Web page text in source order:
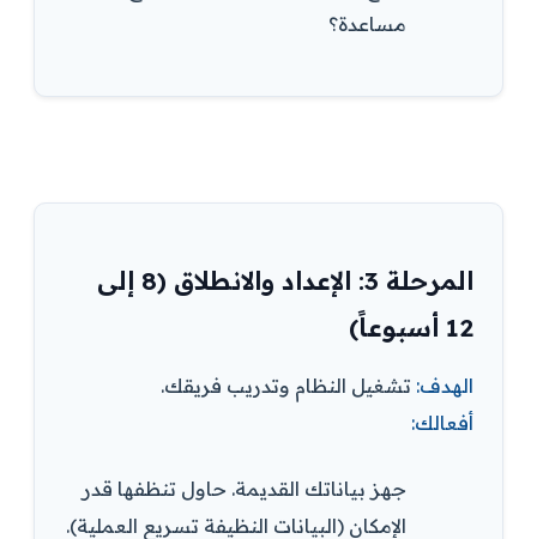
مساعدة؟
المرحلة 3: الإعداد والانطلاق (8 إلى
12 أسبوعاً)
الهدف: تشغيل النظام وتدريب فريقك.
أفعالك:
جهز بياناتك القديمة. حاول تنظفها قدر
الإمكان (البيانات النظيفة تسريع العملية).